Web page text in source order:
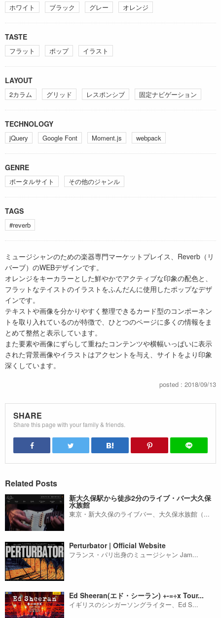
ホワイト ブラック グレー オレンジ
TASTE
フラット ポップ イラスト
LAYOUT
2カラム グリッド レスポンシブ 固定ナビゲーション
TECHNOLOGY
jQuery Google Font Moment.js webpack
GENRE
ポータルサイト その他のジャンル
TAGS
#reverb
ミュージシャンのための楽器専門マーケットプレイス、Reverb（リ
バーブ）のWEBデザインです。
オレンジをキーカラーとした鮮やかでアクティブな印象の配色と、
フラットなテイストのイラストをふんだんに使用したポップなデザ
インです。
テキストや画像を分かりやすく整理できるカード型のコンポーネン
トを取り入れているのが特徴で、ひとつのページに多くの情報をま
とめて整然と表示しています。
また要素や画像にずらして重ねたコンテンツや横幅いっぱいに表示
された背景画像やイラストはアクセントを与え、サイトをより印象
深くしています。
posted : 2018/09/13
SHARE
Share this page with your family & friends.
Related Posts
新大久保駅から徒歩2分のライブ・バー大久保
水族館
東京・新大久保のライブバー、大久保水族館（...
Perturbator | Official Website
フランス・パリ出身のミュージシャン Jam...
Ed Sheeran(エド・シーラン) +-=÷x Tour...
イギリスのシンガーソングライター、Ed S...